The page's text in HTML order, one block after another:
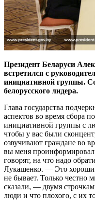
Президент Беларуси
встретился с
инициативной группы.
белорусского лидера.
Глава государства
аспектов во время сбора
инициативной группы с
чтобы у вас были
озвучивают граждане во
вы меня
говорят, на что надо
Лукашенко. — Это
не бывает. Только честно
сказали, — двумя
люди и что плохого, с их